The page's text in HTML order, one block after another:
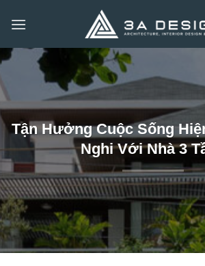
qua
dung
Tận Hưởng Cuộc Sống
Nghi Với Nhà 3